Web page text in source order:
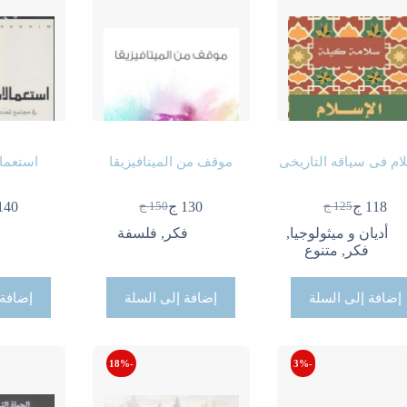
فى سياقه التاريخى
125 ج
السعر
الأصلي
هو:
118 جالسعر
الحالي
هو:
أديان و ميثولوجيا,
فكر , متنوع
إضافة إلى السلة
موقف من الميتافيزيقا
150 ج
السعر
الأصلي
130 جالسعر
الحاليفكر , فلسفة
إضافة إلى السلة
-3%
-18%